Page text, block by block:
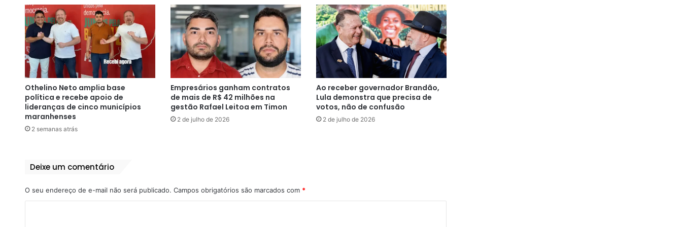
Othelino Neto amplia base
política e recebe apoio de
lideranças de cinco municípios
maranhenses
2 semanas atrás
Empresários ganham contratos
de mais de R$ 42 milhões na
gestão Rafael Leitoa em Timon
2 de julho de 2026
Ao receber governador Brandão,
Lula demonstra que precisa de
votos, não de confusão
2 de julho de 2026
Deixe um comentário
O seu endereço de e-mail não será publicado. Campos obrigatórios são marcados com *